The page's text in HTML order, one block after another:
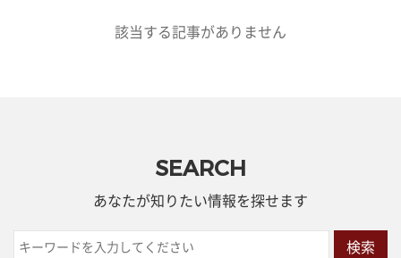
該当する記事がありません
SEARCH
あなたが知りたい情報を探せます
検索